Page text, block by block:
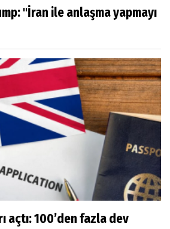
"İran ile anlaşma yapmayı
açtı: 100’den fazla dev